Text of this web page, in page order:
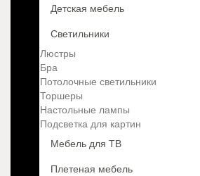
Детская мебель
Светильники
Люстры
Бра
Потолочные светильники
Торшеры
Настольные лампы
Подсветка для картин
Мебель для ТВ
Плетеная мебель